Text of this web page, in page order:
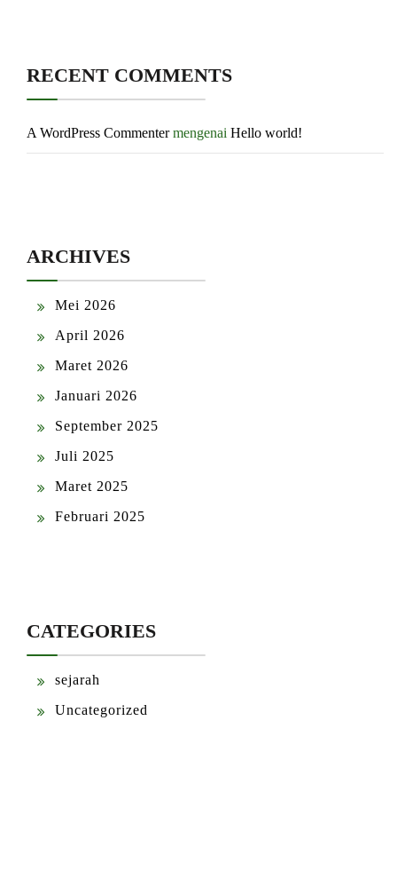
RECENT COMMENTS
A WordPress Commentermengenai Hello world!
ARCHIVES
Mei 2026
April 2026
Maret 2026
Januari 2026
September 2025
Juli 2025
Maret 2025
Februari 2025
CATEGORIES
sejarah
Uncategorized